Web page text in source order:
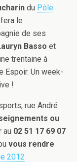
du Pôle
le
de ses
Basso et
trentaine à
Espoir. Un week-
!
rue André
ou
au 02 51 17 69 07
vous rendre
2012